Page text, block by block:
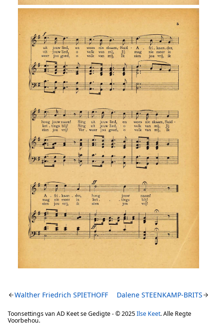
Walther Friedrich SPIETHOFF Dalene STEENKAMP-BRITS
Toonsettings van AD Keet se Gedigte - © 2025Ilse Keet. Alle Regte
Voorbehou.